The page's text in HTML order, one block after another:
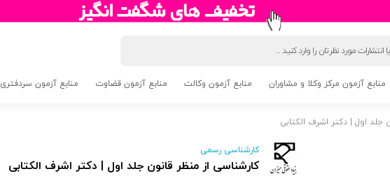
منابع آزمون مرکز وکلا و مشاوران منابع آزمون وکالت منابع آزمون قضاوت منابع آزمون سردفتری 1405
جلد اول | دکتر اشرف الکتابی
کارشناسی رسمی
کارشناسی از منظر قانون جلد اول | دکتر اشرف الکتابی